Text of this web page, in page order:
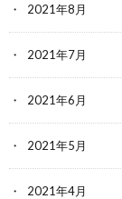
2021年8月
2021年7月
2021年6月
2021年5月
2021年4月